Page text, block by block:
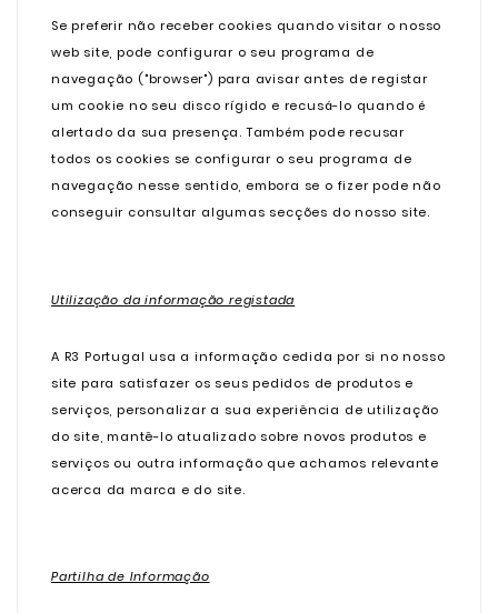
Se preferir não receber cookies quando visitar o nosso
web site, pode configurar o seu programa de
navegação ("browser") para avisar antes de registar
um cookie no seu disco rígido e recusá-lo quando é
alertado da sua presença. Também pode recusar
todos os cookies se configurar o seu programa de
navegação nesse sentido, embora se o fizer pode não
conseguir consultar algumas secções do nosso site.
Utilização da informação registada
A R3 Portugal usa a informação cedida por si no nosso
site para satisfazer os seus pedidos de produtos e
serviços, personalizar a sua experiência de utilização
do site, mantê-lo atualizado sobre novos produtos e
serviços ou outra informação que achamos relevante
acerca da marca e do site.
Partilha de Informação